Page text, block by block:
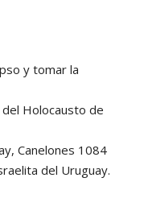
y tomar la
Holocausto de
Canelones 1084
del Uruguay.